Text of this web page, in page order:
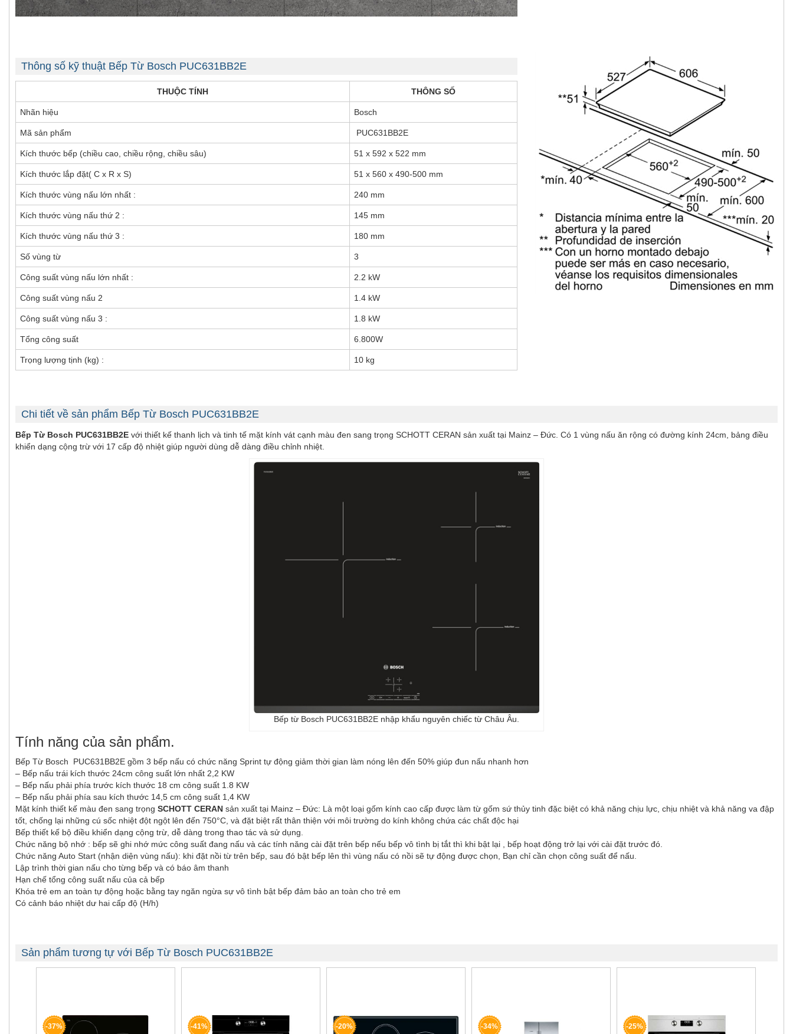
Thông số kỹ thuật Bếp Từ Bosch PUC631BB2E
THUỘC TÍNH THÔNG SỐ
Nhãn hiệu Bosch
Mã sản phẩm PUC631BB2E
Kích thước bếp (chiều cao, chiều rộng, chiều sâu) 51 x 592 x 522 mm
Kích thước lắp đặt( C x R x S) 51 x 560 x 490-500 mm
Kích thước vùng nấu lớn nhất : 240 mm
Kích thước vùng nấu thứ 2 : 145 mm
Kích thước vùng nấu thứ 3 : 180 mm
Số vùng từ 3
Công suất vùng nấu lớn nhất : 2.2 kW
Công suất vùng nấu 2 1.4 kW
Công suất vùng nấu 3 : 1.8 kW
Tổng công suất 6.800W
Trọng lượng tịnh (kg) : 10 kg
Chi tiết về sản phẩm Bếp Từ Bosch PUC631BB2E
Bếp Từ Bosch PUC631BB2E với thiết kế thanh lịch và tinh tế mặt kính vát cạnh màu đen sang trọng SCHOTT CERAN sản xuất tại Mainz – Đức. Có 1 vùng nấu ăn rộng có đường kính 24cm, bảng điều
khiển dạng cộng trừ với 17 cấp độ nhiệt giúp người dùng dễ dàng điều chỉnh nhiệt.
Bếp từ Bosch PUC631BB2E nhập khẩu nguyên chiếc từ Châu Âu.
Tính năng của sản phẩm.
Bếp Từ Bosch PUC631BB2E gồm 3 bếp nấu có chức năng Sprint tự động giảm thời gian làm nóng lên đến 50% giúp đun nấu nhanh hơn
– Bếp nấu trái kích thước 24cm công suất lớn nhất 2,2 KW
– Bếp nấu phải phía trước kích thước 18 cm công suất 1.8 KW
– Bếp nấu phải phía sau kích thước 14,5 cm công suất 1,4 KW
Mặt kính thiết kế màu đen sang trọng SCHOTT CERAN sản xuất tại Mainz – Đức: Là một loại gốm kính cao cấp được làm từ gốm sứ thủy tinh đặc biệt có khả năng chịu lực, chịu nhiệt và khả năng va đập
tốt, chống lại những cú sốc nhiệt đột ngột lên đến 750°C, và đặt biệt rất thân thiện với môi trường do kính không chứa các chất độc hại
Bếp thiết kế bộ điều khiển dạng cộng trừ, dễ dàng trong thao tác và sử dụng.
Chức năng bộ nhớ : bếp sẽ ghi nhớ mức công suất đang nấu và các tính năng cài đặt trên bếp nếu bếp vô tình bị tắt thì khi bật lại , bếp hoạt động trở lại với cài đặt trước đó.
Chức năng Auto Start (nhận diện vùng nấu): khi đặt nồi từ trên bếp, sau đó bật bếp lên thì vùng nấu có nồi sẽ tự động được chọn, Bạn chỉ cần chọn công suất để nấu.
Lập trình thời gian nấu cho từng bếp và có báo âm thanh
Hạn chế tổng công suất nấu của cả bếp
Khóa trẻ em an toàn tự động hoặc bằng tay ngăn ngừa sự vô tình bật bếp đảm bảo an toàn cho trẻ em
Có cảnh báo nhiệt dư hai cấp độ (H/h)
Sản phẩm tương tự với Bếp Từ Bosch PUC631BB2E
-37% -41% -20% -34% -25%